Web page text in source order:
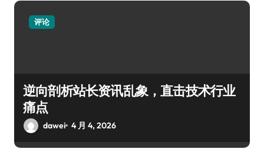
评论
逆向剖析站长资讯乱象，直击技术行业
痛点
dawei 4 月 4, 2026